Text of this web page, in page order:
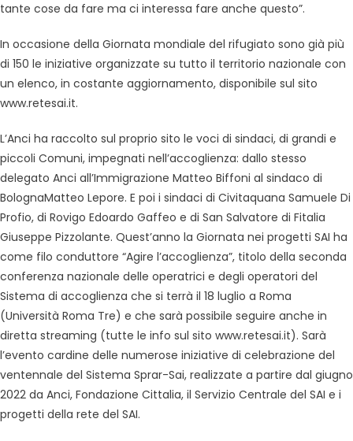
tante cose da fare ma ci interessa fare anche questo”.
In occasione della Giornata mondiale del rifugiato sono già più
di 150 le iniziative organizzate su tutto il territorio nazionale con
un elenco, in costante aggiornamento, disponibile sul sito
www.retesai.it.
L’Anci ha raccolto sul proprio sito le voci di sindaci, di grandi e
piccoli Comuni, impegnati nell’accoglienza: dallo stesso
delegato Anci all’Immigrazione Matteo Biffoni al sindaco di
BolognaMatteo Lepore. E poi i sindaci di Civitaquana Samuele Di
Profio, di Rovigo Edoardo Gaffeo e di San Salvatore di Fitalia
Giuseppe Pizzolante. Quest’anno la Giornata nei progetti SAI ha
come filo conduttore “Agire l’accoglienza”, titolo della seconda
conferenza nazionale delle operatrici e degli operatori del
Sistema di accoglienza che si terrà il 18 luglio a Roma
(Università Roma Tre) e che sarà possibile seguire anche in
diretta streaming (tutte le info sul sito www.retesai.it). Sarà
l’evento cardine delle numerose iniziative di celebrazione del
ventennale del Sistema Sprar-Sai, realizzate a partire dal giugno
2022 da Anci, Fondazione Cittalia, il Servizio Centrale del SAI e i
progetti della rete del SAI.